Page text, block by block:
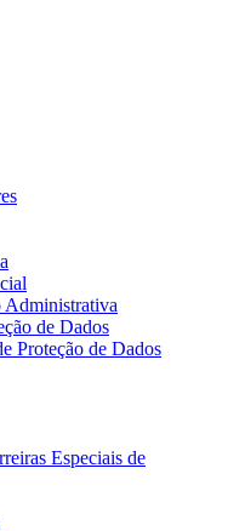
Administrativa
de Dados
Proteção de Dados
Especiais de